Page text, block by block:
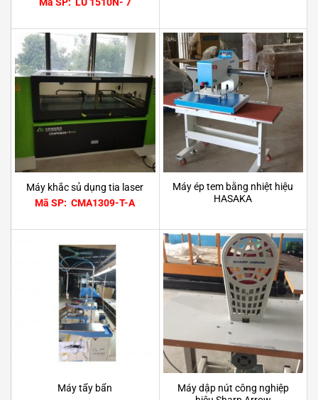
Mã SP: LU 1510N- 7
Máy khắc sủ dụng tia laser
Mã SP: CMA1309-T-A
Máy ép tem bằng nhiệt hiệu
HASAKA
Máy tẩy bẩn
Máy dập nút công nghiệp